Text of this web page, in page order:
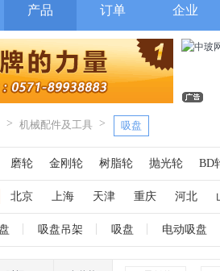
产品 订单 企业
> 机械配件及工具 > 吸盘
磨轮 金刚轮 树脂轮 抛光轮 BD
机械配件 花边钳 鸭嘴轮 吸盘
辊 辊道绳 橡胶制品 网版 电机
北京 上海 天津 重庆 河北
广西 江西 四川 海南 贵州
吸盘吊架 吸盘 电动吸盘